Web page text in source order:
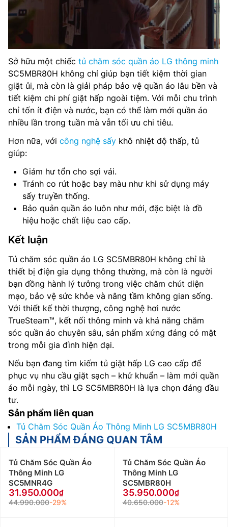
Sở hữu một chiếc tủ chăm sóc quần áo LG thông minh
SC5MBR80H không chỉ giúp bạn tiết kiệm thời gian
giặt ủi, mà còn là giải pháp bảo vệ quần áo lâu bền và
tiết kiệm chi phí giặt hấp ngoài tiệm. Với mỗi chu trình
chỉ tốn ít điện và nước, bạn có thể làm mới quần áo
nhiều lần trong tuần mà vẫn tối ưu chi tiêu.
Hơn nữa, với công nghệ sấy khô nhiệt độ thấp, tủ
giúp:
Giảm hư tổn cho sợi vải.
Tránh co rút hoặc bay màu như khi sử dụng máy
sấy truyền thống.
Bảo quản quần áo luôn như mới, đặc biệt là đồ
hiệu hoặc chất liệu cao cấp.
Kết luận
Tủ chăm sóc quần áo LG SC5MBR80H không chỉ là
thiết bị điện gia dụng thông thường, mà còn là người
bạn đồng hành lý tưởng trong việc chăm chút diện
mạo, bảo vệ sức khỏe và nâng tầm không gian sống.
Với thiết kế thời thượng, công nghệ hơi nước
TrueSteam™, kết nối thông minh và khả năng chăm
sóc quần áo chuyên sâu, sản phẩm xứng đáng có mặt
trong mỗi gia đình hiện đại.
Nếu bạn đang tìm kiếm tủ giặt hấp LG cao cấp để
phục vụ nhu cầu giặt sạch – khử khuẩn – làm mới quần
áo mỗi ngày, thì LG SC5MBR80H là lựa chọn đáng đầu
tư.
Sản phẩm liên quan
Tủ Chăm Sóc Quần Áo Thông Minh LG SC5MBR80H
SẢN PHẨM ĐÁNG QUAN TÂM
Tủ Chăm Sóc Quần Áo
Thông Minh LG
SC5MNR4G
31.950.000
44.990.000-29%
Tủ Chăm Sóc Quần Áo
Thông Minh LG
SC5MBR80H
35.950.000
40.650.000-12%